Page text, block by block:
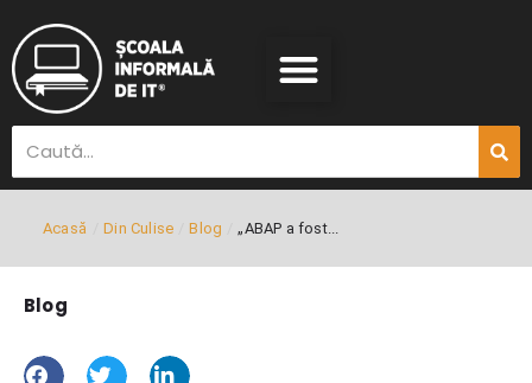
Acasă Din Culise Blog „ABAP a fost...
Blog